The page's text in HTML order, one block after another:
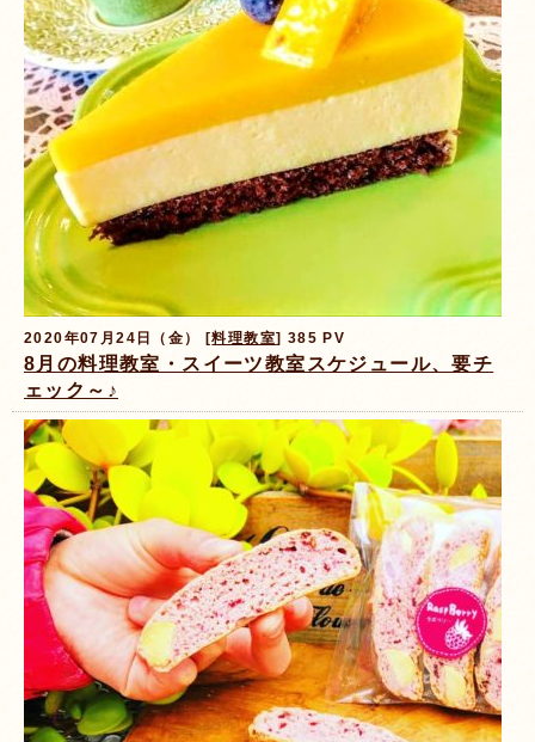
2020年07月24日（金） [料理教室] 385 PV
8月の料理教室・スイーツ教室スケジュール、要チ
ェック～♪